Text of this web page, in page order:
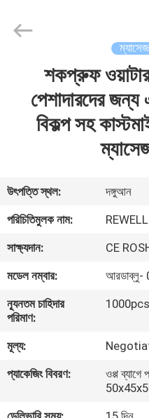
সম্পর্কে
ভ্রমণ
মান
সাইট
Rights
শকপ্রুফ
পেশাদারদের জন্য
বিকল্প সহ
উৎপত্তি স্থল:
দঙ্গুআন
পরিচিতিমুলক নাম:
REWELL
সাক্ষ্যদান:
CE
মডেল নম্বার:
আরডাব্লু-
ন্যূনতম চাহিদার
পরিমাণ:
1000pcs
মূল্য:
প্যাকেজিং বিবরণ:
ওপ্প ব্যাগে
50x45x50